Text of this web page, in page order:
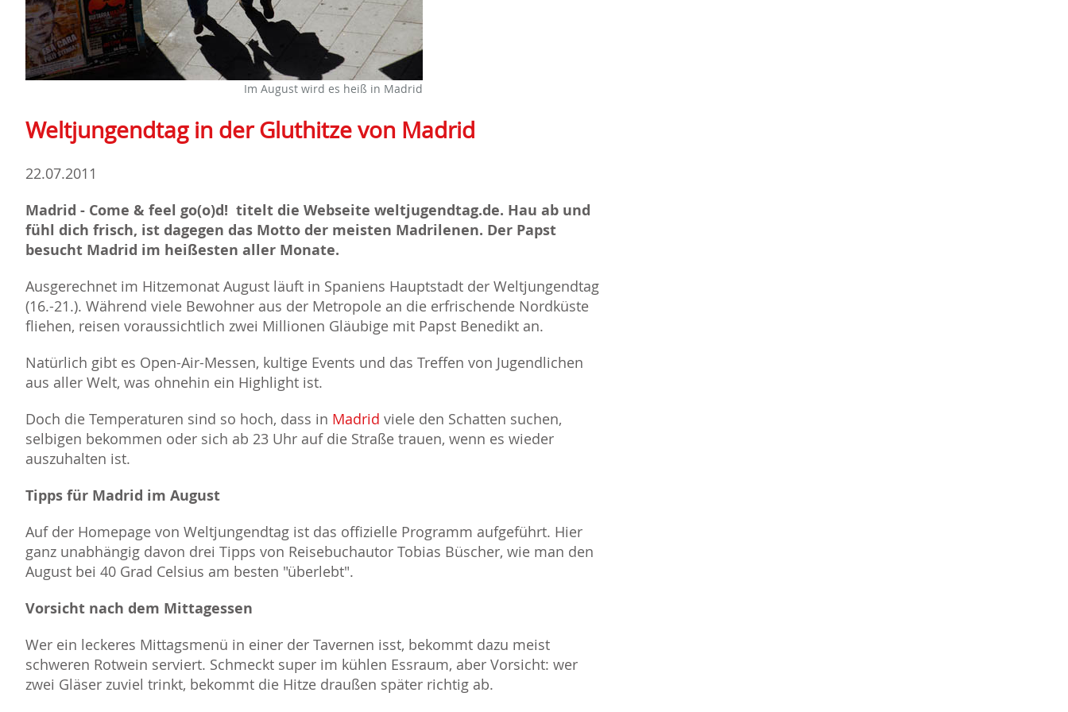
Im August wird es heiß in Madrid
Weltjungendtag in der Gluthitze von Madrid
22.07.2011
Madrid - Come & feel go(o)d! titelt die Webseite weltjugendtag.de. Hau ab und
fühl dich frisch, ist dagegen das Motto der meisten Madrilenen. Der Papst
besucht Madrid im heißesten aller Monate.
Ausgerechnet im Hitzemonat August läuft in Spaniens Hauptstadt der Weltjungendtag
(16.-21.). Während viele Bewohner aus der Metropole an die erfrischende Nordküste
fliehen, reisen voraussichtlich zwei Millionen Gläubige mit Papst Benedikt an.
Natürlich gibt es Open-Air-Messen, kultige Events und das Treffen von Jugendlichen
aus aller Welt, was ohnehin ein Highlight ist.
Doch die Temperaturen sind so hoch, dass in Madrid viele den Schatten suchen,
selbigen bekommen oder sich ab 23 Uhr auf die Straße trauen, wenn es wieder
auszuhalten ist.
Tipps für Madrid im August
Auf der Homepage von Weltjungendtag ist das offizielle Programm aufgeführt. Hier
ganz unabhängig davon drei Tipps von Reisebuchautor Tobias Büscher, wie man den
August bei 40 Grad Celsius am besten "überlebt".
Vorsicht nach dem Mittagessen
Wer ein leckeres Mittagsmenü in einer der Tavernen isst, bekommt dazu meist
schweren Rotwein serviert. Schmeckt super im kühlen Essraum, aber Vorsicht: wer
zwei Gläser zuviel trinkt, bekommt die Hitze draußen später richtig ab.